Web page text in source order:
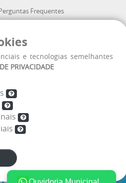
Frequentes
ao cidadão:
de Atendimento:
às 16:30 h
VOLTAR
do site
Privacidade
e tecnologias semelhantes
PRIVACIDADE